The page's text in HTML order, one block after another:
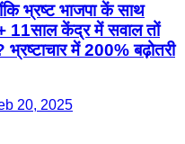
भ्रष्ट भाजपा कें साथ
11साल केंद्र में सवाल तों
में 200% बढ़ोतरी
20, 2025